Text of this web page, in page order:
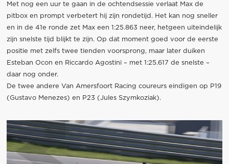
Met nog een uur te gaan in de ochtendsessie verlaat Max de
pitbox en prompt verbetert hij zijn rondetijd. Het kan nog sneller
en in de 41e ronde zet Max een 1:25.863 neer, hetgeen uiteindelijk
zijn snelste tijd blijkt te zijn. Op dat moment goed voor de eerste
positie met zelfs twee tienden voorsprong, maar later duiken
Esteban Ocon en Riccardo Agostini – met 1:25.617 de snelste –
daar nog onder.
De twee andere Van Amersfoort Racing coureurs eindigen op P19
(Gustavo Menezes) en P23 (Jules Szymkoziak).